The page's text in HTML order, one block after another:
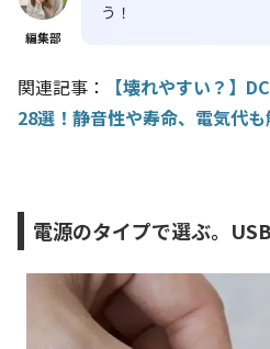
編集部
う！
関連記事：
【壊れやすい？】
28選！静音性や寿命、電気代も
電源のタイプで選ぶ。